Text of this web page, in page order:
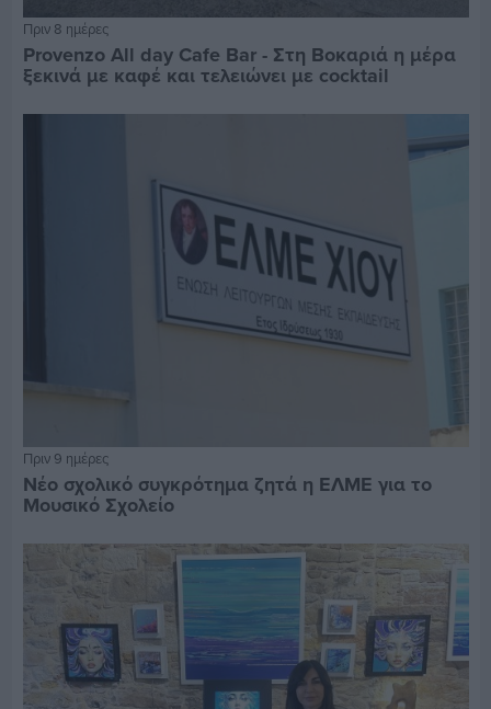
Πριν 8 ημέρες
Provenzo All day Cafe Bar - Στη Βοκαριά η μέρα
ξεκινά με καφέ και τελειώνει με cocktail
Πριν 9 ημέρες
Νέο σχολικό συγκρότημα ζητά η ΕΛΜΕ για το
Μουσικό Σχολείο